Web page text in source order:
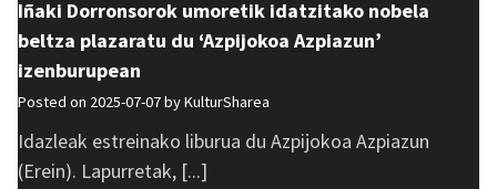
Iñaki Dorronsorok umoretik idatzitako nobela
beltza plazaratu du ‘Azpijokoa Azpiazun’
izenburupean
Posted on 2025-07-07 byKulturSharea
Idazleak estreinako liburua du Azpijokoa Azpiazun
(Erein). Lapurretak, [...]